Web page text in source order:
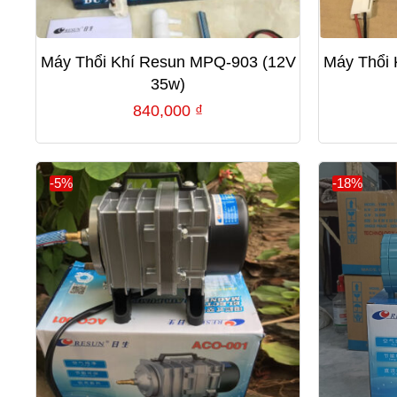
Máy Thổi Khí Resun MPQ-903 (12V
35w)
840,000 ₫
Máy Thổi
-5% -18%